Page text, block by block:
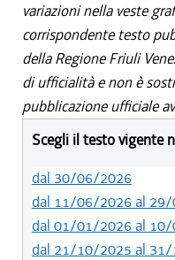
variazioni nella veste
corrispondente testo
della Regione Friuli
di ufficialità e non è
pubblicazione ufficiale
Scegli il testo vigente
dal 30/06/2026
dal 11/06/2026 al
dal 01/01/2026 al
dal 21/10/2025 al